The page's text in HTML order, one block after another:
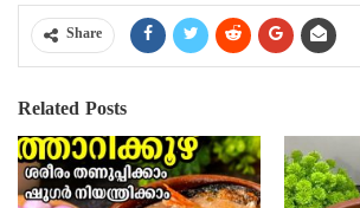
Share
Related Posts